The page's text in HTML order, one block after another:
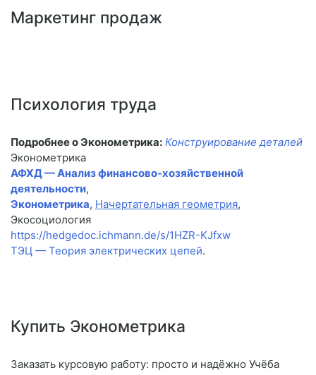
Маркетинг продаж
Психология труда
Подробнее о Эконометрика: Конструирование деталей
Эконометрика
АФХД — Анализ финансово-хозяйственной
деятельности,
Эконометрика, Начертательная геометрия,
Экосоциология
https://hedgedoc.ichmann.de/s/1HZR-KJfxw
ТЭЦ — Теория электрических цепей.
Купить Эконометрика
Заказать курсовую работу: просто и надёжно Учёба